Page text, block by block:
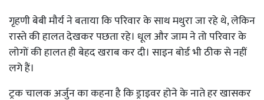
गृहणी बेबी मौर्य ने बताया कि परिवार के साथ मथुरा जा रहे थे, लेकिन
रास्ते की हालत देखकर पछता रहे। धूल और जाम ने तो परिवार के
लोगों की हालत ही बेहद खराब कर दी। साइन बोर्ड भी ठीक से नहीं
लगे हैं।
ट्रक चालक अर्जुन का कहना है कि ड्राइवर होने के नाते हर खासकर